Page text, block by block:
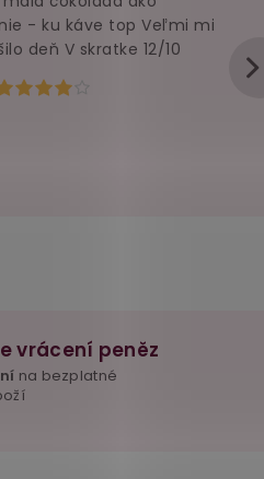
obchodu je 4 z 5
- ku káve top Veľmi mi
deň V skratke 12/10
vrácení peněz
na bezplatné